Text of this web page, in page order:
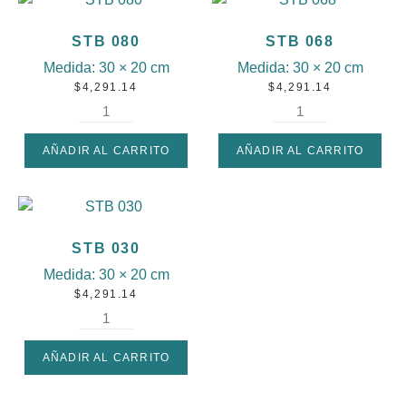
STB 080
Medida: 30 × 20 cm
$4,291.14
AÑADIR AL CARRITO
STB 068
Medida: 30 × 20 cm
$4,291.14
AÑADIR AL CARRITO
STB 030
Medida: 30 × 20 cm
$4,291.14
AÑADIR AL CARRITO